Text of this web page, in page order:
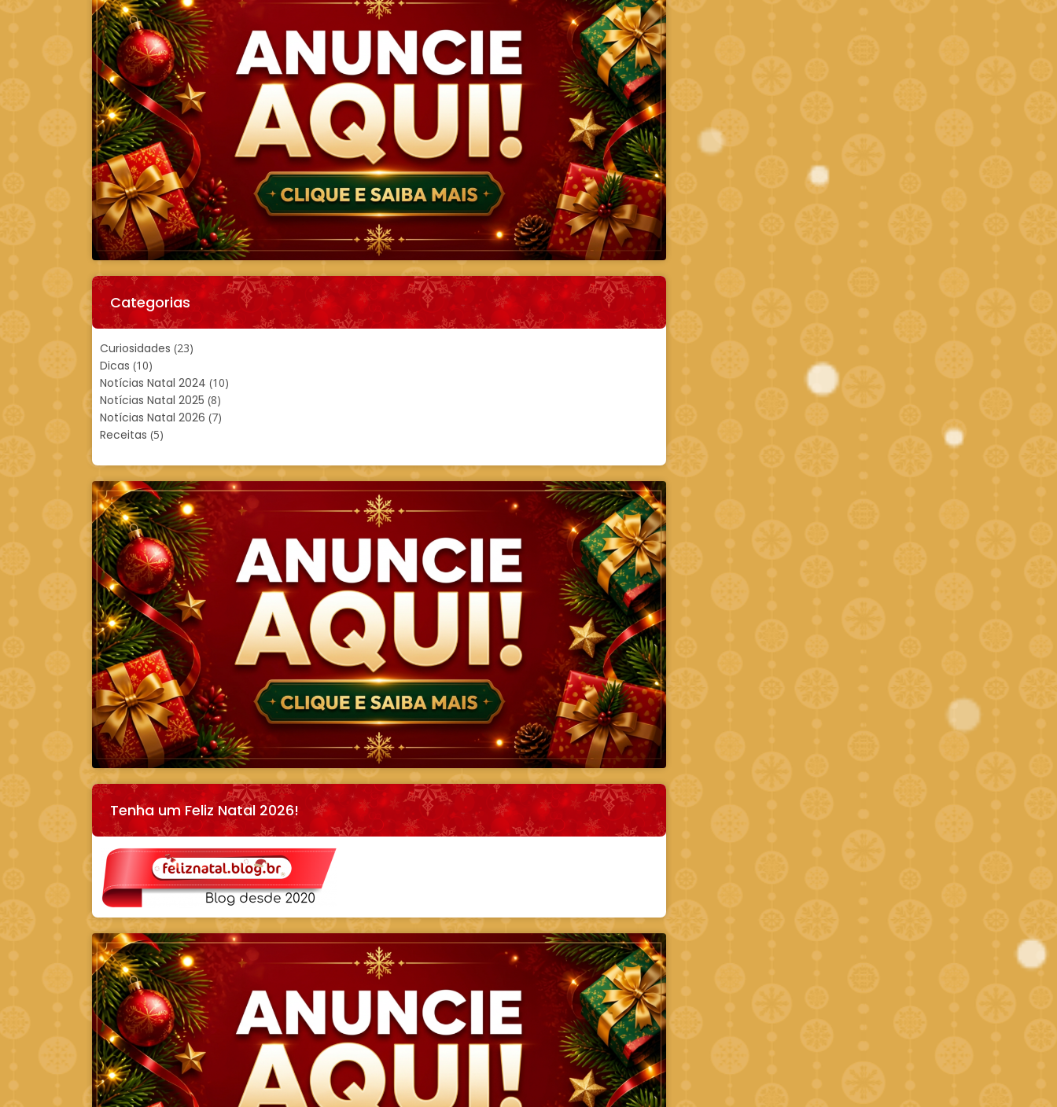
Categorias
Curiosidades (23)
Dicas (10)
Notícias Natal 2024 (10)
Notícias Natal 2025 (8)
Notícias Natal 2026 (7)
Receitas (5)
Tenha um Feliz Natal 2026!